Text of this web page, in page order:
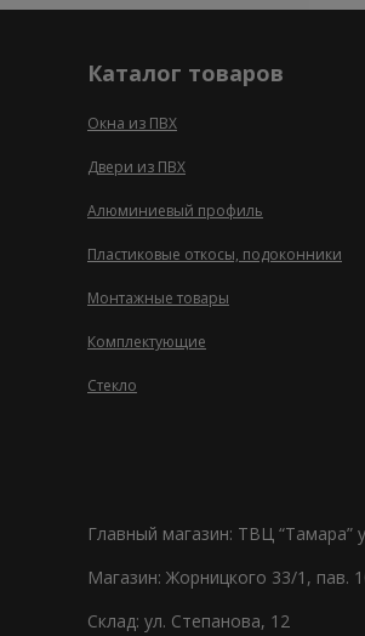
Каталог товаров
Окна из ПВХ
Двери из ПВХ
Алюминиевый профиль
Пластиковые откосы, подоконники
Монтажные товары
Комплектующие
Стекло
Главный магазин: ТВЦ “Тамара”
Магазин: Жорницкого 33/1, пав.
Склад: ул. Степанова, 12